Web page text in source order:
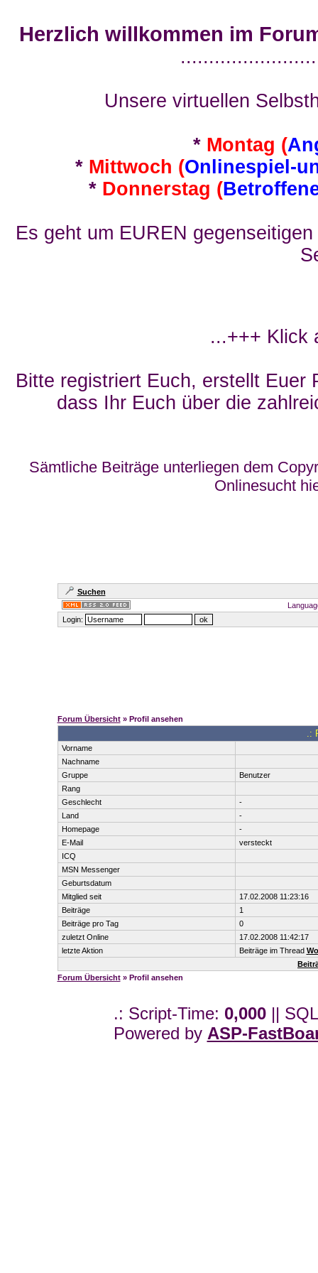
Herzlich willkommen im
Unsere virtuellen
* Montag (
* Mittwoch (Onlinespiel-
* Donnerstag (
Es geht um EUREN
...+++ Klick
Bitte registriert Euch, erstellt Euer
dass Ihr Euch über die
Sämtliche Beiträge unterliegen dem
Onlinesucht
Suchen
Login:
Forum Übersicht» Profil ansehen
.:
Vorname
Nachname
Gruppe
Benutzer
Rang
Geschlecht
-
Land
-
Homepage
-
E-Mail
versteckt
ICQ
MSN Messenger
Geburtsdatum
Mitglied seit
17.02.2008 11:23:16
Beiträge
1
Beiträge pro Tag
0
zuletzt Online
17.02.2008 11:42:17
letzte Aktion
Beiträge im Thread
Forum Übersicht» Profil ansehen
.: Script-Time: 0,000||
Powered by ASP-